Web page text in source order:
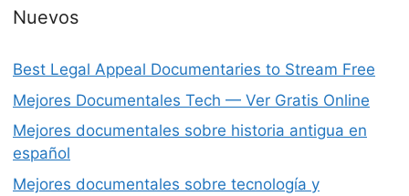
Nuevos
Best Legal Appeal Documentaries to Stream Free
Mejores Documentales Tech — Ver Gratis Online
Mejores documentales sobre historia antigua en
español
Mejores documentales sobre tecnología y